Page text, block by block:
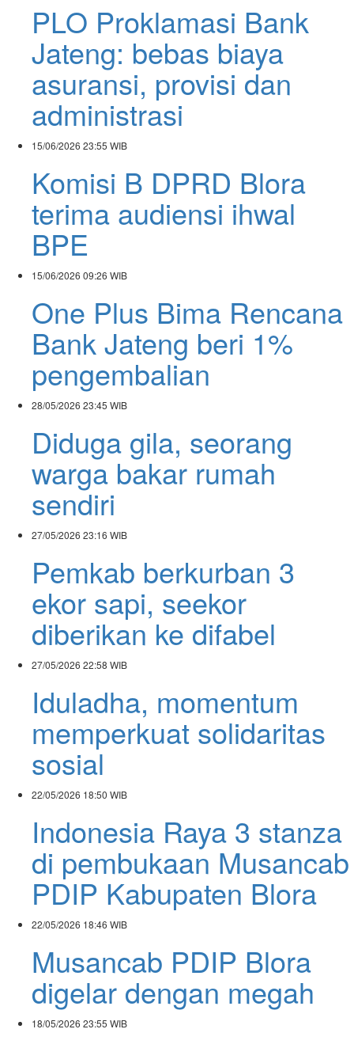
PLO Proklamasi Bank
Jateng: bebas biaya
asuransi, provisi dan
administrasi
15/06/2026 23:55 WIB
Komisi B DPRD Blora
terima audiensi ihwal
BPE
15/06/2026 09:26 WIB
One Plus Bima Rencana
Bank Jateng beri 1%
pengembalian
28/05/2026 23:45 WIB
Diduga gila, seorang
warga bakar rumah
sendiri
27/05/2026 23:16 WIB
Pemkab berkurban 3
ekor sapi, seekor
diberikan ke difabel
27/05/2026 22:58 WIB
Iduladha, momentum
memperkuat solidaritas
sosial
22/05/2026 18:50 WIB
Indonesia Raya 3 stanza
di pembukaan Musancab
PDIP Kabupaten Blora
22/05/2026 18:46 WIB
Musancab PDIP Blora
digelar dengan megah
18/05/2026 23:55 WIB